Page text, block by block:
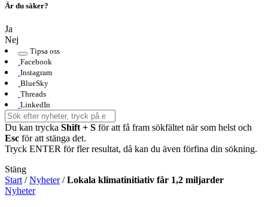
Är du säker?
Ja
Nej
Tipsa oss
Facebook
Instagram
BlueSky
Threads
LinkedIn
Du kan trycka Shift + S för att få fram sökfältet när som helst och
Esc för att stänga det.
Tryck ENTER för fler resultat, då kan du även förfina din sökning.
Stäng
Start /Nyheter/Lokala klimatinitiativ får 1,2 miljarder
Nyheter